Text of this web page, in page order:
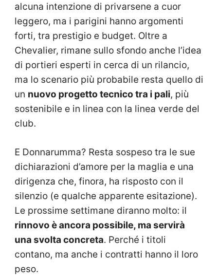
alcuna intenzione di privarsene a cuor
leggero, ma i parigini hanno argomenti
forti, tra prestigio e budget. Oltre a
Chevalier, rimane sullo sfondo anche l’idea
di portieri esperti in cerca di un rilancio,
ma lo scenario più probabile resta quello di
un nuovo progetto tecnico tra i pali, più
sostenibile e in linea con la linea verde del
club.
E Donnarumma? Resta sospeso tra le sue
dichiarazioni d’amore per la maglia e una
dirigenza che, finora, ha risposto con il
silenzio (e qualche apparente esitazione).
Le prossime settimane diranno molto: il
rinnovo è ancora possibile, ma servirà
una svolta concreta. Perché i titoli
contano, ma anche i contratti hanno il loro
peso.